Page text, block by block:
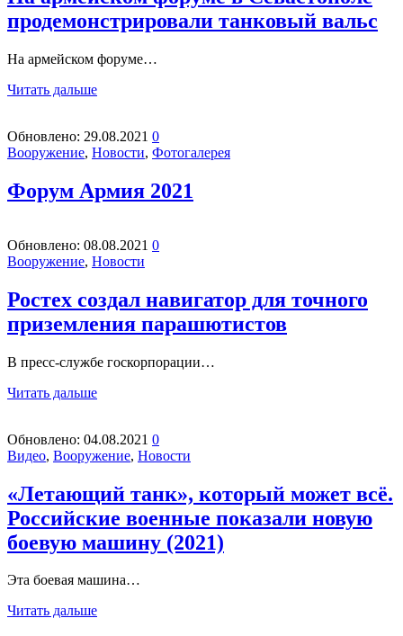
продемонстрировали танковый вальс
На армейском форуме…
Читать дальше
Обновлено: 29.08.2021 0
Вооружение, Новости, Фотогалерея
Форум Армия 2021
Обновлено: 08.08.2021 0
Вооружение, Новости
Ростех создал навигатор для точного
приземления парашютистов
В пресс-службе госкорпорации…
Читать дальше
Обновлено: 04.08.2021 0
Видео, Вооружение, Новости
«Летающий танк», который может всё.
Российские военные показали новую
боевую машину (2021)
Эта боевая машина…
Читать дальше